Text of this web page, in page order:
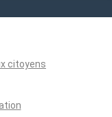
citoyens